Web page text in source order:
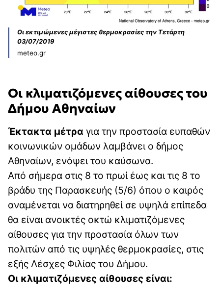
Οι εκτιμώμενες μέγιστες θερμοκρασίες την Τετάρτη
03/07/2019
meteo.gr
Οι κλιματιζόμενες αίθουσες του
Δήμου Αθηναίων
Έκτακτα μέτρα για την προστασία ευπαθών
κοινωνικών ομάδων λαμβάνει ο δήμος
Αθηναίων, ενόψει του καύσωνα.
Από σήμερα στις 8 το πρωί έως και τις 8 το
βράδυ της Παρασκευής (5/6) όπου ο καιρός
αναμένεται να διατηρηθεί σε υψηλά επίπεδα
θα είναι ανοικτές οκτώ κλιματιζόμενες
αίθουσες για την προστασία όλων των
πολιτών από τις υψηλές θερμοκρασίες, στις
εξής Λέσχες Φιλίας του Δήμου.
Οι κλιματιζόμενες αίθουσες είναι: